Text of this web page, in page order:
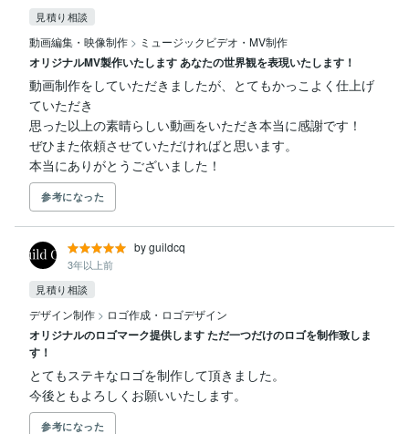
見積り相談
動画編集・映像制作 > ミュージックビデオ・MV制作
オリジナルMV製作いたします あなたの世界観を表現いたします！
動画制作をしていただきましたが、とてもかっこよく仕上げ
ていただき
思った以上の素晴らしい動画をいただき本当に感謝です！
ぜひまた依頼させていただければと思います。
本当にありがとうございました！
参考になった
by guildcq
3年以上前
見積り相談
デザイン制作 > ロゴ作成・ロゴデザイン
オリジナルのロゴマーク提供します ただ一つだけのロゴを制作致しま
す！
とてもステキなロゴを制作して頂きました。
今後ともよろしくお願いいたします。
参考になった